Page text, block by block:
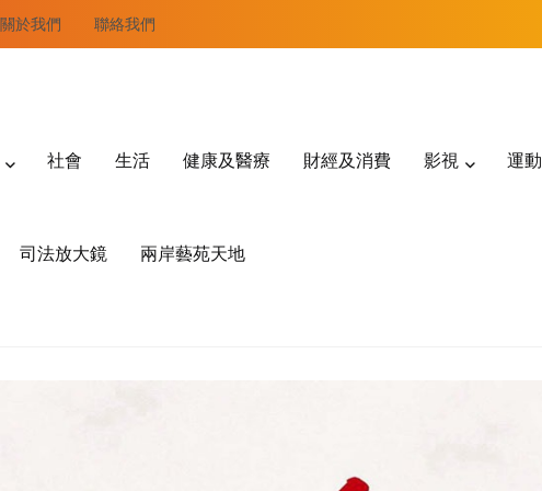
關於我們 聯絡我們
社會 生活 健康及醫療 財經及消費 影視 運動
司法放大鏡 兩岸藝苑天地